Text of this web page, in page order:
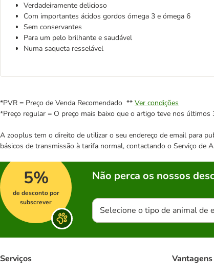
Verdadeiramente delicioso
Com importantes ácidos gordos ómega 3 e ómega 6
Sem conservantes
Para um pelo brilhante e saudável
Numa saqueta resselável
*PVR = Preço de Venda Recomendado ** Ver condições
*Preço regular = O preço mais baixo que o artigo teve nos últimos
A zooplus tem o direito de utilizar o seu endereço de email para
básicos de transmissão à tarifa normal, contactando o Serviço de
5%
de desconto por
subscrever
Não perca os nossos
Selecione o tipo de animal de
Serviços Vantagens